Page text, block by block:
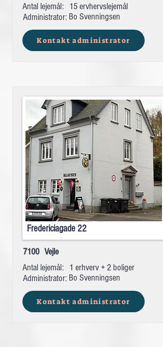
Antal lejemål:
Administrator:
15 ervhervslejemål
Bo Svenningsen
Kontakt administrator
Fredericiagade 22
7100 Vejle
Antal lejemål:
Administrator:
1 erhverv + 2 boliger
Bo Svenningsen
Kontakt administrator